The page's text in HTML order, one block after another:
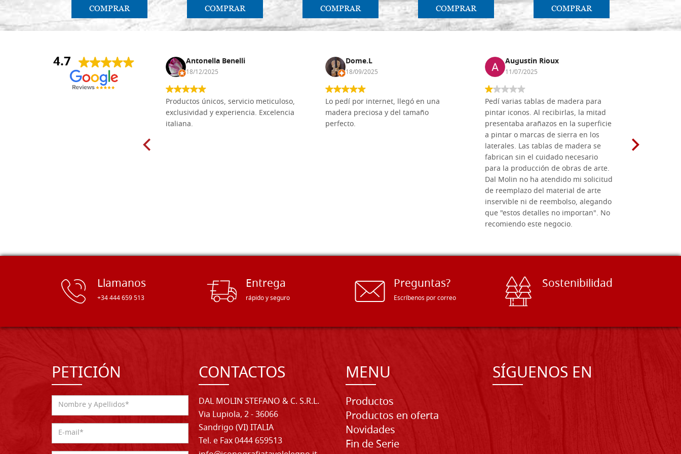
8383 n ° 14
€ 37,00
ACQUISTA
8383 n ° 16
€ 49,00
Pencil redondo, ardilla pura, serie Raphael
8383 n ° 18
Existencias: 2 - COD. P0090RA
ACQUISTA
Pencil redondo, ardilla pura, serie Raphael
Existencias: 3 - COD. P0091RA
ACQUISTA
COMPRAR COMPRAR COMPRAR COMPRAR COMPRAR
4.7
Anna Maria Negri Antonella Benelli
18/12/2025
Productos únicos, servicio meticuloso,
exclusividad y experiencia. Excelencia
italiana.
Dome.L
18/09/2025
Lo pedí por internet, llegó en una
madera preciosa y del tamaño
perfecto.
Augustin Rioux
11/07/2025
Pedí varias tablas de madera para
pintar iconos. Al recibirlas, la mitad
presentaba arañazos en la superficie
a pintar o marcas de sierra en los
laterales. Las tablas de madera se
fabrican sin el cuidado necesario
para la producción de obras de arte.
Dal Molin no ha atendido mi solicitud
de reemplazo del material de arte
inservible ni de reembolso, alegando
que "estos detalles no importan". No
recomiendo este negocio.
Llamanos
+34 444 659 513
Entrega
rápido y seguro
Preguntas?
Escríbenos por correo
Sostenibilidad
PETICIÓN CONTACTOS
DAL MOLIN STEFANO & C. S.R.L.
Via Lupiola, 2 - 36066
Sandrigo (VI) ITALIA
Tel. e Fax 0444 659513
MENU
Productos
Productos en oferta
Novidades
Fin de Serie
SÍGUENOS EN